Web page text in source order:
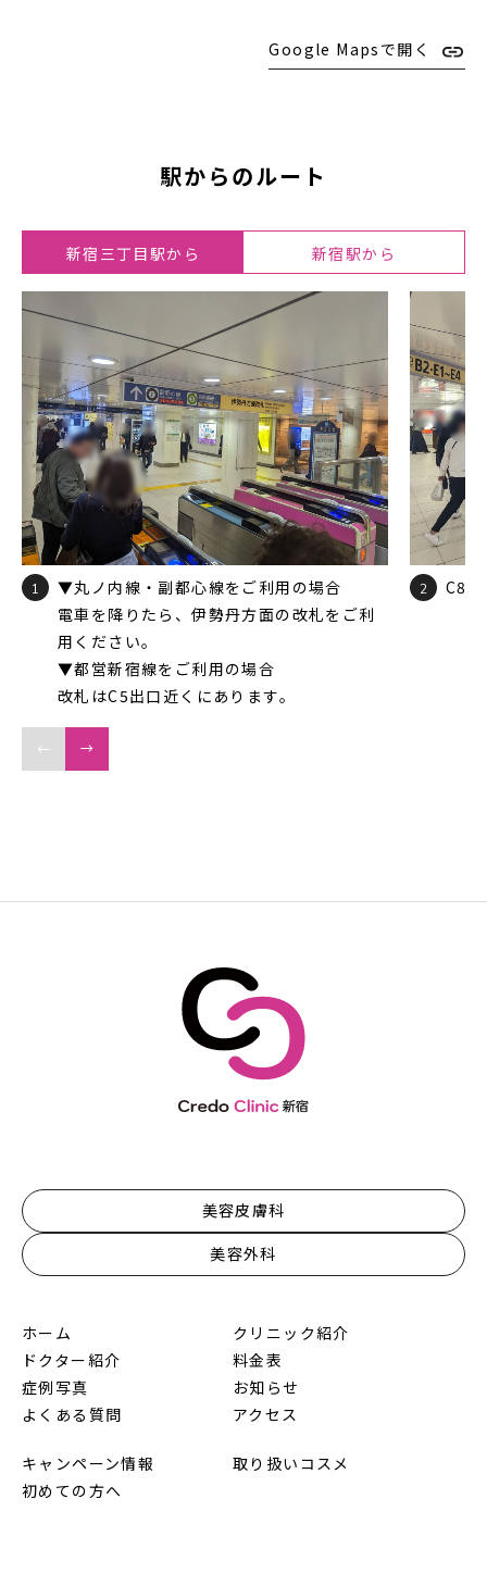
Google Mapsで開く
駅からのルート
新宿三丁目駅から 新宿駅から
1
▼丸ノ内線・副都心線をご利用の場合
電車を降りたら、伊勢丹方面の改札をご利
用ください。
▼都営新宿線をご利用の場合
改札はC5出口近くにあります。
2 C8
美容皮膚科
美容外科
ホーム
クリニック紹介
ドクター紹介
料金表
症例写真
お知らせ
よくある質問
アクセス
キャンペーン情報
取り扱いコスメ
初めての方へ